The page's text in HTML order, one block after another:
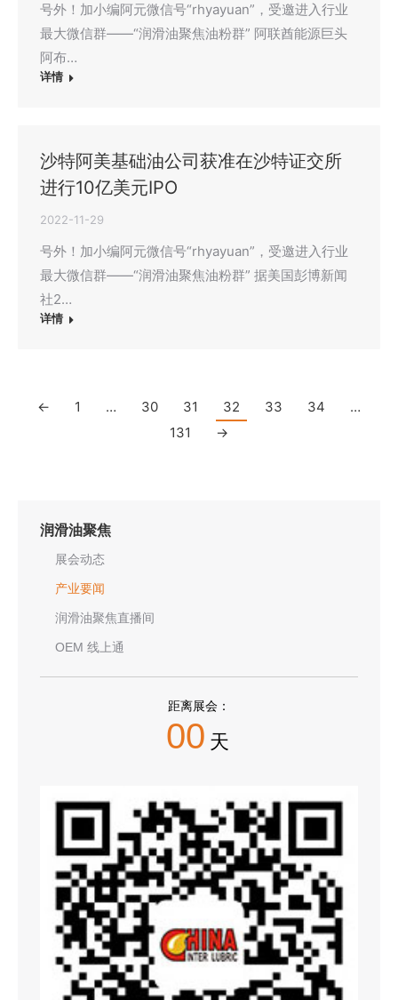
号外！加小编阿元微信号“rhyayuan”，受邀进入行业
最大微信群——“润滑油聚焦油粉群” 阿联酋能源巨头
阿布…
详情
沙特阿美基础油公司获准在沙特证交所
进行10亿美元IPO
2022-11-29
号外！加小编阿元微信号“rhyayuan”，受邀进入行业
最大微信群——“润滑油聚焦油粉群” 据美国彭博新闻
社2…
详情
← 1 … 30 31 32 33 34
…
131
→
润滑油聚焦
展会动态
产业要闻
润滑油聚焦直播间
OEM 线上通
距离展会：
00 天